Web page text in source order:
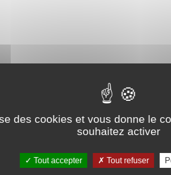
des cookies et vous donne le
souhaitez activer
Tout accepter Tout refuser